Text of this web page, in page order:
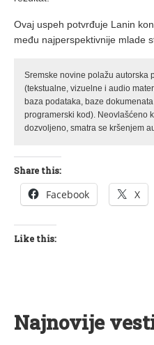
Ovaj uspeh potvrđuje Lanin
među najperspektivnije mlade
Sremske novine polažu autorska
(tekstualne, vizuelne i audio
baza podataka, baze
programerski kod). Neovlašćeno
dozvoljeno, smatra se kršenjem
Share this:
Facebook X
Like this:
Najnovije